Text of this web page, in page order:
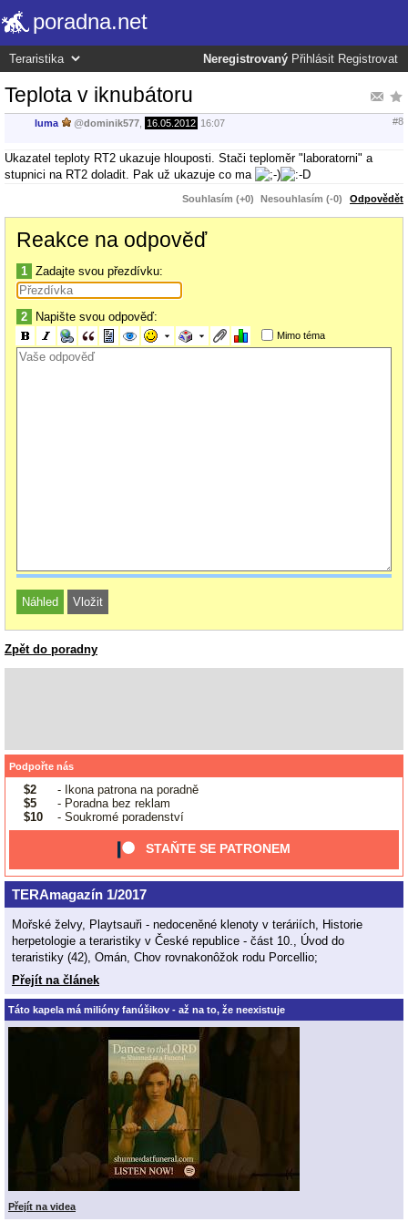
poradna.net
Neregistrovaný Přihlásit Registrovat
Teplota v iknubátoru
luma @dominik577 16.05.2012 16:07 #8
Ukazatel teploty RT2 ukazuje hlouposti. Stači teploměr "laboratorni" a
stupnici na RT2 doladit. Pak už ukazuje co ma
Souhlasím (+0) Nesouhlasím (-0) Odpovědět
Reakce na odpověď
1 Zadajte svou přezdívku:
2 Napište svou odpověď:
Mimo téma
Zpět do poradny
Podpořte nás
$2
- Ikona patrona na poradně
$5
- Poradna bez reklam
$10
- Soukromé poradenství
STAŇTE SE PATRONEM
TERAmagazín 1/2017
Mořské želvy, Playtsauři - nedoceněné klenoty v teráriích, Historie
herpetologie a teraristiky v České republice - část 10., Úvod do
teraristiky (42), Omán, Chov rovnakonôžok rodu Porcellio;
Přejít na článek
Táto kapela má milióny fanúšikov - až na to, že neexistuje
Přejít na videa